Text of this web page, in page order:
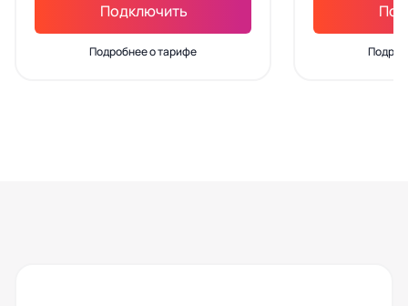
Подключить
Подробнее о тарифе